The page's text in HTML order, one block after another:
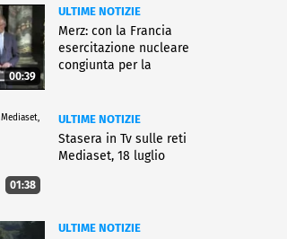
00:39
ULTIME NOTIZIE
Merz: con la Francia
esercitazione nucleare
congiunta per la
01:38
ULTIME NOTIZIE
Stasera in Tv sulle reti
Mediaset, 18 luglio
ULTIME NOTIZIE